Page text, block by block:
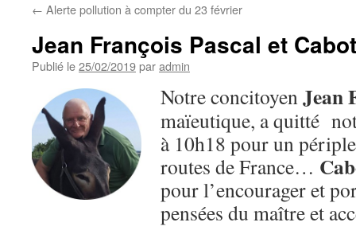
← Alerte pollution à compter du 23 février
Jean François Pascal et
Publié le25/02/2019paradmin
Notre concitoyenJean
maïeutique, a quitté
à 10h18 pour un
routes de France…
pour l’encourager et
pensées du maître et